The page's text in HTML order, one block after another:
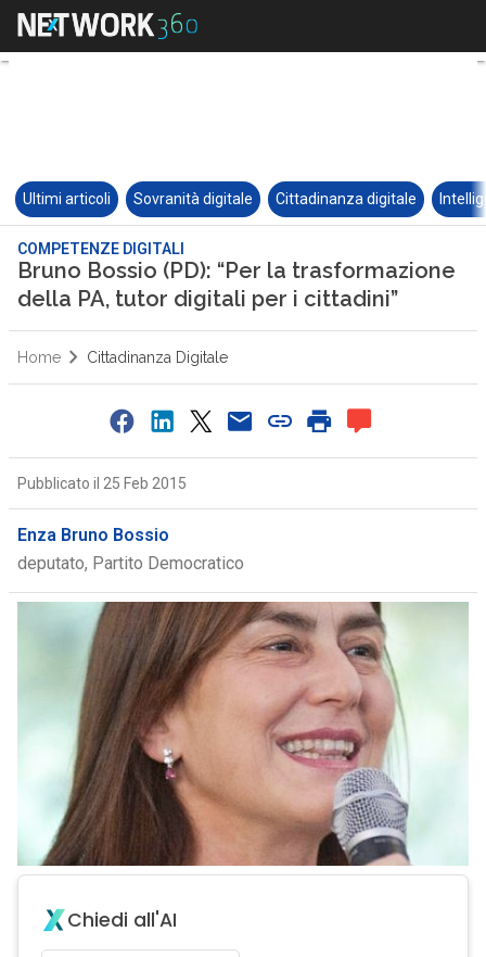
Ultimi articoli Sovranità digitale Cittadinanza digitale
COMPETENZE DIGITALI
Bruno Bossio (PD): “Per la trasformazione
della PA, tutor digitali per i cittadini”
Home Cittadinanza Digitale
Pubblicato il 25 Feb 2015
Enza Bruno Bossio
deputato, Partito Democratico
Chiedi all'AI